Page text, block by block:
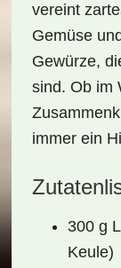
vereint
Gemüse
Gewürze,
sind. Ob im
immer ein
300 g
Keule)